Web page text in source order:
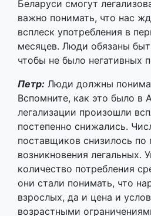
Петр:Люди должны
Вспомните, как это было в
легализации произошли
постепенно снижались.
поставщиков снизилось по
возникновения легальных.
количество потребления
они стали понимать, что
взрослых, да и цена и
возрастными
повлияли на данный факт.
не до конца
организм
употреблении сильнее
последствиям, чем взрослых.